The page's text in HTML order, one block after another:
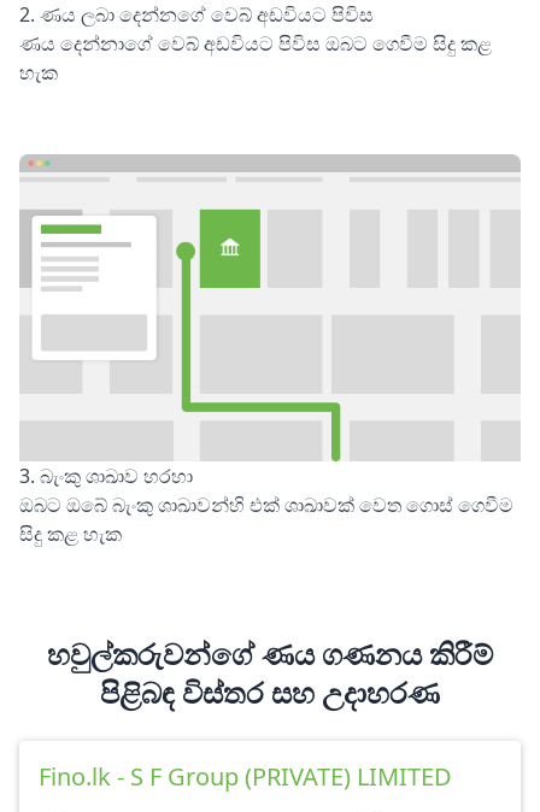
2. ණය ලබා දෙන්නගේ වෙබ් අඩවියට පිවිස
ණය දෙන්නාගේ වෙබ් අඩවියට පිවිස ඔබට ගෙවීම සිදු කළ
හැක
3. බැංකු ශාඛාව හරහා
ඔබට ඔබේ බැංකු ශාඛාවන්හි එක් ශාඛාවක් වෙත ගොස් ගෙවීම
සිදු කළ හැක
හවුල්කරුවන්ගේ ණය ගණනය කිරීම්
පිළිබඳ විස්තර සහ උදාහරණ
Fino.lk - S F Group (PRIVATE) LIMITED